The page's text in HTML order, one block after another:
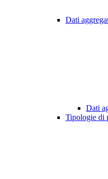
Dati
Dati
Tipologie di